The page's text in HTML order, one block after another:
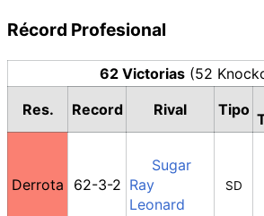
Récord Profesional
62 Victorias(52
Res.
Record Rival Tipo
Derrota 62-3-2
Sugar
Ray
Leonard
SD